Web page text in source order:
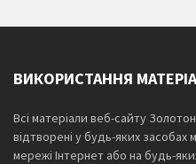
ВИКОРИСТАННЯ
Всі матеріали веб-сайту
відтворені у будь-яких засобах
мережі Інтернет або на будь-